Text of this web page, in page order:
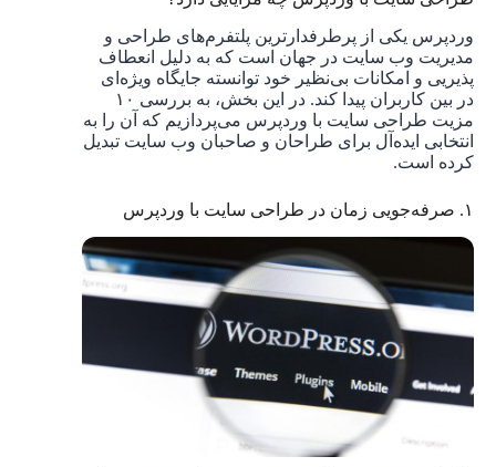
وردپرس یکی از پرطرفدارترین پلتفرم‌های طراحی و
مدیریت وب سایت در جهان است که به دلیل انعطاف
‌پذیریی و امکانات بی‌نظیر خود توانسته جایگاه ویژه‌ای
در بین کاربران پیدا کند. در این بخش، به بررسی ۱۰
مزیت طراحی سایت با وردپرس می‌پردازیم که آن را به
انتخابی ایده‌آل برای طراحان و صاحبان وب سایت تبدیل
کرده است.
۱. صرفه‌جویی زمان در طراحی سایت با وردپرس